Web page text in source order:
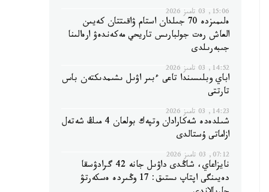
15:06, 03 تامىز 2026
ەلىمىزدە 70 جىلدان استام ۋاقىتتان كەيىن
العاش رەت جولبارىس تاريحي مەكەندەۋ ارەالىنا
جىبەرىلدى
14:52, 03 تامىز 2026
اباي وبلىسىندا تاعى ءبىر اۋىل ىشىمدىكتەن باس
تارتتى
14:23, 03 تامىز 2026
شىلدەدە شەكارادان وتپەك بولعان 4 مىڭ شەتەل
ازاماتى ۇستالدى
07:12, 03 تامىز 2026
نايزاعاي، شاڭدى داۋىل جانە 42 گرادۋسقا
دەيىنگى اپتاپ ىستىق: 17 وڭىردە ەسكەرتۋ